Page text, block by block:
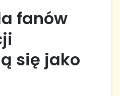
fanów
się jako